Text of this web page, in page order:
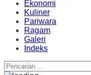
Ekonomi
Kuliner
Pariwara
Ragam
Galeri
Indeks